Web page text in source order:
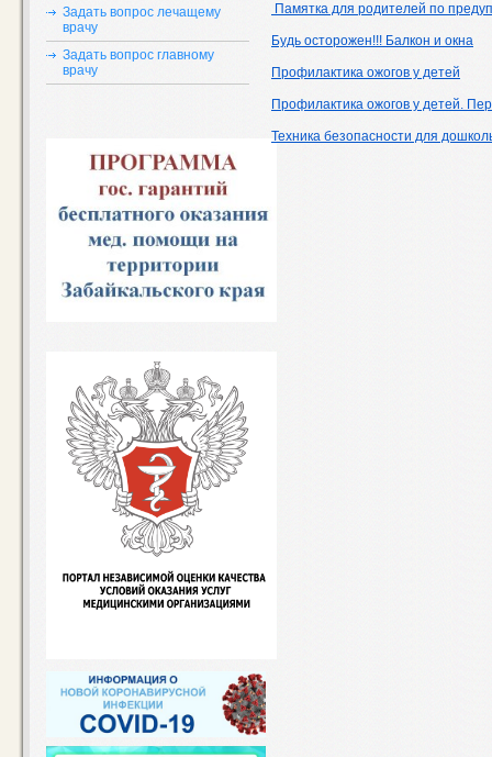
Задать вопрос лечащему
врачу
Задать вопрос главному
врачу
Памятка для родителей по
Будь осторожен!!! Балкон и окна
Профилактика ожогов у детей
Профилактика ожогов у детей.
Техника безопасности для